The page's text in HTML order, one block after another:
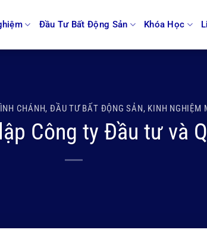
Đầu Tư Bất Động Sản Khóa Học
CHÁNH,ĐẦU TƯ BẤT ĐỘNG SẢN, KINH NGHIỆM
Công ty Đầu tư và